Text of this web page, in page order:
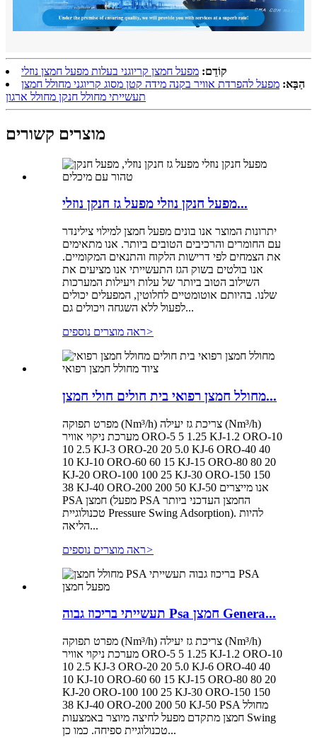
קוֹדֵם: מפעל חמצן קריוגני בעלות מפעל חמצן נוזלי
הַבָּא: מפעל להפרדת אוויר בקנה מידה קטן מסוג קריוגני מחולל חמצן
תעשייתי מחולל חנקן מחולל ארגון
מוצרים קשורים
מפעל חנקן נוזלי מפעל גז חנקן נוזלי...
יתרונות המוצר אנו בונים מפעל חמצן למילוי צילינדר
עם החומרים והרכיבים הטובים ביותר. אנו מתאימים
את הצמחים לפי דרישות הלקוח והתנאים המקומיים.
אנו בולטים בשוק הגז התעשייתי אנו מציעים את
השילוב הטוב ביותר של עלות ויעילות המערכות
שלנו. בהיותם אוטומטיים לחלוטין, המפעלים יכולים
לפעול ללא השגחה ויכולים גם...
ראה מוצרים נוספים>
מחולל חמצן רפואי בית חולים חולי חמצן...
מפרט תפוקה (Nm³/h) צריכת גז יעילה (Nm³/h)
מערכת ניקוי אוויר ORO-5 5 1.25 KJ-1.2 ORO-10
10 2.5 KJ-3 ORO-20 20 5.0 KJ-6 ORO-40 40
10 KJ-10 ORO-60 60 15 KJ-15 ORO-80 80 20
KJ-20 ORO-100 100 25 KJ-30 ORO-150 150
38 KJ-40 ORO-200 200 50 KJ-50 אנו מייצרים
PSA חמצן (מפעל PSA החמצן העדכני ביותר
טכנולוגיית Pressure Swing Adsorption). להיות
הליאה...
ראה מוצרים נוספים>
תעשייתי בריכוז גבוה Psa חמצן Genera...
מפרט תפוקה (Nm³/h) צריכת גז יעילה (Nm³/h)
מערכת ניקוי אוויר ORO-5 5 1.25 KJ-1.2 ORO-10
10 2.5 KJ-3 ORO-20 20 5.0 KJ-6 ORO-40 40
10 KJ-10 ORO-60 60 15 KJ-15 ORO-80 80 20
KJ-20 ORO-100 100 25 KJ-30 ORO-150 150
38 KJ-40 ORO-200 200 50 KJ-50 PSA מחולל
חמצן מתקדם מפעל לחיצה מיוצר באמצעות Swing
טכנולוגיית ספיחה. כמו כן...